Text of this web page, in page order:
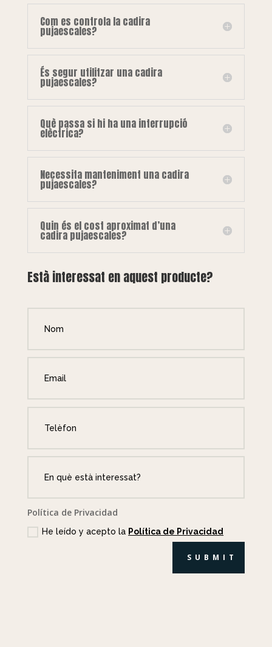
Com es controla la cadira
pujaescales?
És segur utilitzar una cadira
pujaescales?
Què passa si hi ha una interrupció
elèctrica?
Necessita manteniment una cadira
pujaescales?
Quin és el cost aproximat d’una
cadira pujaescales?
Està interessat en aquest producte?
Política de Privacidad
He leído y acepto la Política de Privacidad
SUBMIT